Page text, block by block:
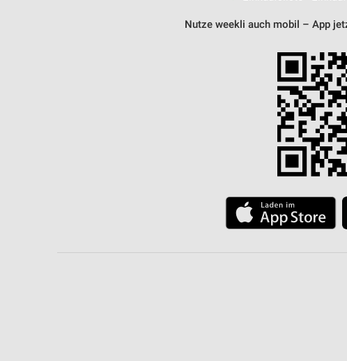
Nutze weekli auch mobil – App